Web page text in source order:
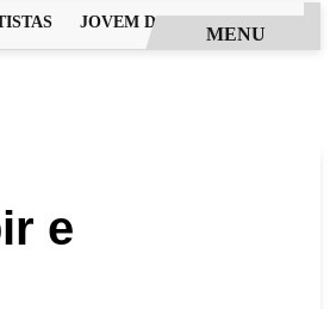
JOVEM DE 28 ANOS MORRE
MENU
e